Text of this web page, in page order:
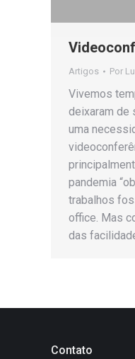
Artigos Por
Vivemos
deixaram de
uma
pandemia
trabalhos
office. Mas
das
Contato